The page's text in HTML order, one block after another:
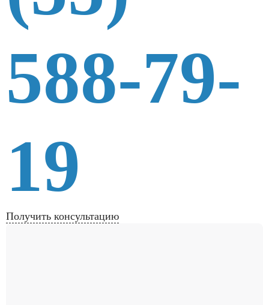
588-79-
19
Получить консультацию